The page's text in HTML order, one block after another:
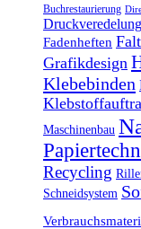
Buchrestaurierung
Druckveredelung
Fadenheften
Grafikdesign
Klebebinden
Maschinenbau
Recycling
Schneidsystem